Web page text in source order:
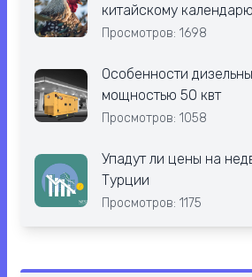
китайскому календарю
Просмотров: 1698
Особенности
мощностью 50 квт
Просмотров: 1058
Упадут ли цены на
Турции
Просмотров: 1175